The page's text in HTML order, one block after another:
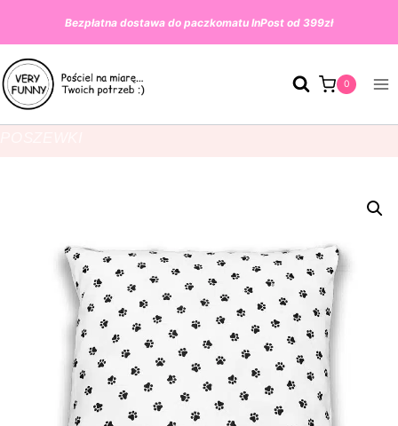
Bezpłatna dostawa do paczkomatu InPost od 399zł
0